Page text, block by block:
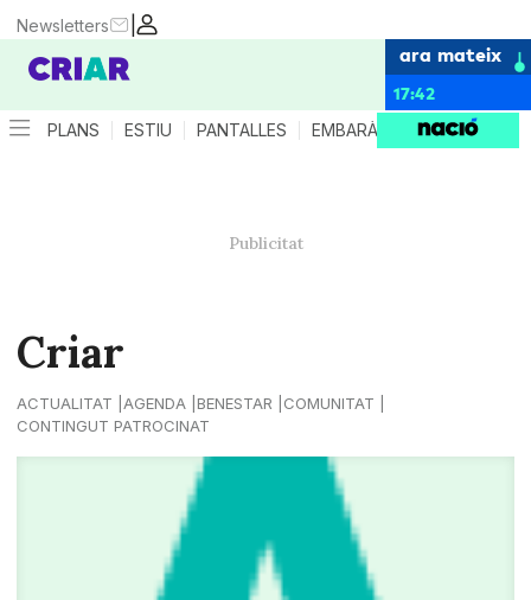
|
Newsletters
ara mateix
17:42
PLANS ESTIU PANTALLES EMBARÀS CRIANÇA
Criar
ACTUALITAT AGENDA BENESTAR
COMUNITAT
CONTINGUT PATROCINAT